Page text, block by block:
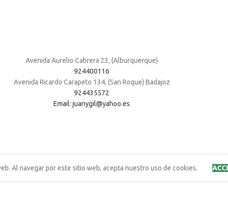
Avenida Aurelio Cabrera 23, (Alburquerque)
924400116
Avenida Ricardo Carapeto 134, (San Roque) Badajoz
924435572
Email: juanygil@yahoo.es
Al navegar por este sitio web, acepta nuestro uso de cookies.